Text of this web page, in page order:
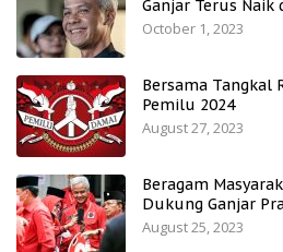
Ganjar Terus Naik
October 1, 2023
Bersama Tangkal
Pemilu 2024
August 27, 2023
Beragam
Dukung Ganjar
August 25, 2023